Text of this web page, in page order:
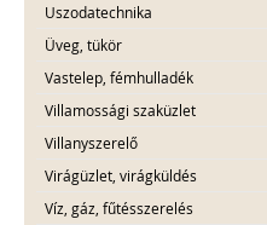
Uszodatechnika
Üveg, tükör
Vastelep, fémhulladék
Villamossági szaküzlet
Villanyszerelő
Virágüzlet, virágküldés
Víz, gáz, fűtésszerelés